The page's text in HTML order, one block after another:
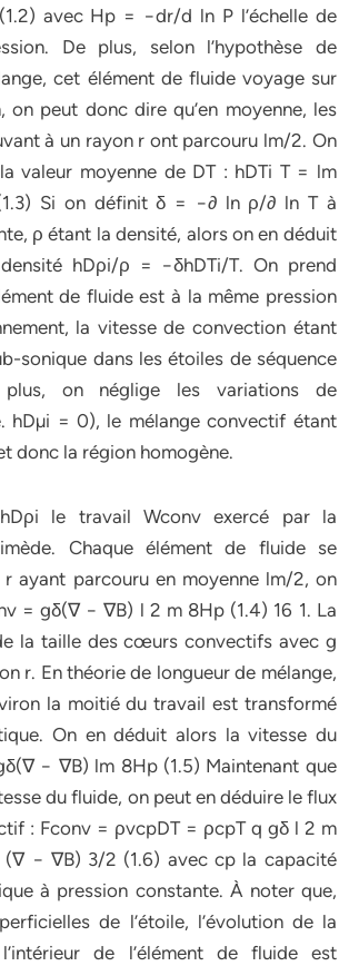
avec Hp = −dr/d ln P l’échelle de
De plus, selon l’hypothèse de
cet élément de fluide voyage sur
on peut donc dire qu’en moyenne, les
à un rayon r ont parcouru lm/2. On
valeur moyenne de DT : hDTi T = lm
Si on définit δ = −∂ ln ρ/∂ ln T à
ρ étant la densité, alors on en déduit
hDρi/ρ = −δhDTi/T. On prend
de fluide est à la même pression
la vitesse de convection étant
sonique dans les étoiles de séquence
plus, on néglige les variations de
hDµi = 0), le mélange convectif étant
donc la région homogène.
le travail Wconv exercé par la
Chaque élément de fluide se
ayant parcouru en moyenne lm/2, on
= gδ(∇ − ∇B) l 2 m 8Hp (1.4) 16 1. La
la taille des cœurs convectifs avec g
r. En théorie de longueur de mélange,
la moitié du travail est transformé
On en déduit alors la vitesse du
− ∇B) lm 8Hp (1.5) Maintenant que
du fluide, on peut en déduire le flux
: Fconv = ρvcpDT = ρcpT q gδ l 2 m
− ∇B) 3/2 (1.6) avec cp la capacité
à pression constante. À noter que,
de l’étoile, l’évolution de la
de l’élément de fluide est